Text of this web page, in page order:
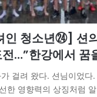
인 청소년㉔] 션
…”한강에서 꿈
걸려 왔다. 션님이었다
한 영향력의 상징처럼